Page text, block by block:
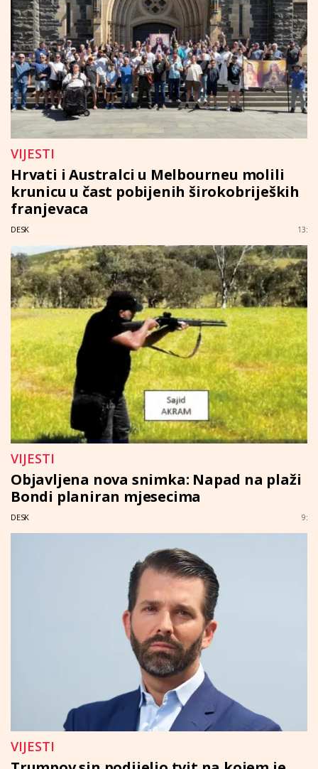
VIJESTI
Hrvati i Australci u Melbourneu molili
krunicu u čast pobijenih širokobrijeških
franjevaca
DESK 13:
VIJESTI
Objavljena nova snimka: Napad na plaži
Bondi planiran mjesecima
DESK 9:
VIJESTI